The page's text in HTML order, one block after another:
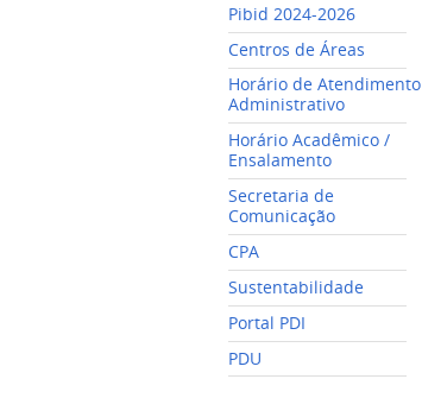
Pibid 2024-2026
Centros de Áreas
Horário de Atendimento
Administrativo
Horário Acadêmico /
Ensalamento
Secretaria de
Comunicação
CPA
Sustentabilidade
Portal PDI
PDU